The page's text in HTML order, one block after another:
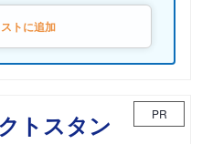
トに追加
トスタン
PR